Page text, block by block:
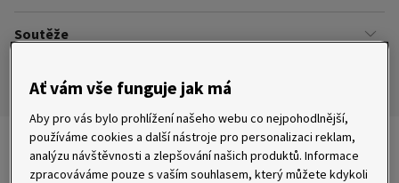
Ze života do života
Našich zákazníků
Soutěže
Jak ušetřit
Ať vám vše funguje jak má
Aby pro vás bylo prohlížení našeho webu co nejpohodlnější,
používáme cookies a další nástroje pro personalizaci reklam,
analýzu návštěvnosti a zlepšování našich produktů. Informace
zpracováváme pouze s vaším souhlasem, který můžete kdykoli